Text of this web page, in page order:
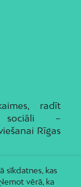
radīt
sociāli –
Rīgas
sīkdatnes, kas
vērā, ka